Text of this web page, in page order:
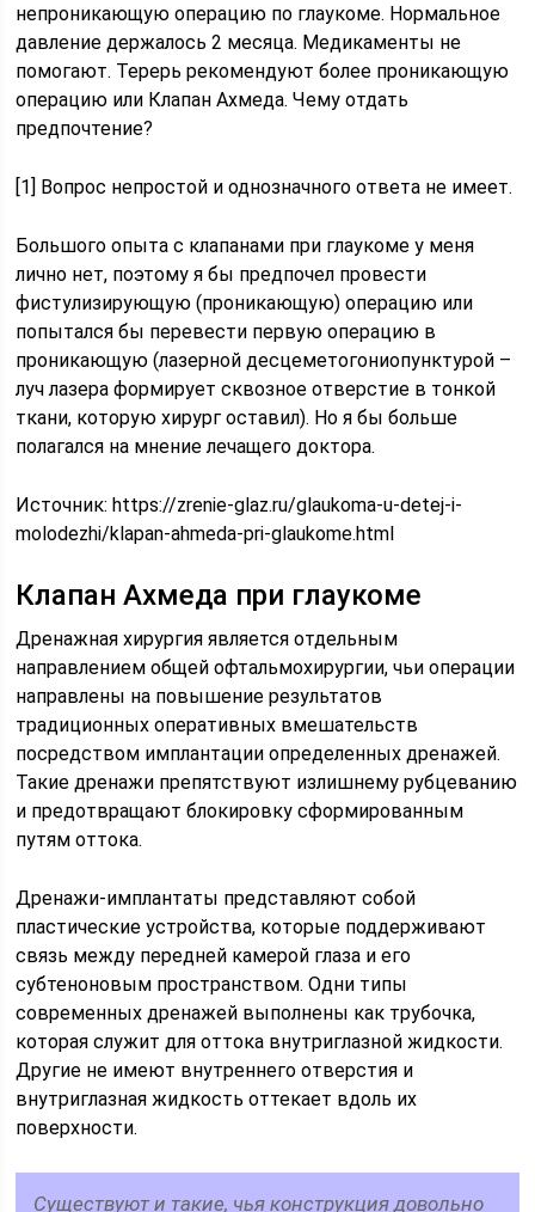
непроникающую операцию по глаукоме. Нормальное
давление держалось 2 месяца. Медикаменты не
помогают. Терерь рекомендуют более проникающую
операцию или Клапан Ахмеда. Чему отдать
предпочтение?
[1] Вопрос непростой и однозначного ответа не имеет.
Большого опыта с клапанами при глаукоме у меня
лично нет, поэтому я бы предпочел провести
фистулизирующую (проникающую) операцию или
попытался бы перевести первую операцию в
проникающую (лазерной десцеметогониопунктурой –
луч лазера формирует сквозное отверстие в тонкой
ткани, которую хирург оставил). Но я бы больше
полагался на мнение лечащего доктора.
Источник:https://zrenie-glaz.ru/glaukoma-u-detej-i-
molodezhi/klapan-ahmeda-pri-glaukome.html
Клапан Ахмеда при глаукоме
Дренажная хирургия является отдельным
направлением общей офтальмохирургии, чьи операции
направлены на повышение результатов
традиционных оперативных вмешательств
посредством имплантации определенных дренажей.
Такие дренажи препятствуют излишнему рубцеванию
и предотвращают блокировку сформированным
путям оттока.
Дренажи-имплантаты представляют собой
пластические устройства, которые поддерживают
связь между передней камерой глаза и его
субтеноновым пространством. Одни типы
современных дренажей выполнены как трубочка,
которая служит для оттока внутриглазной жидкости.
Другие не имеют внутреннего отверстия и
внутриглазная жидкость оттекает вдоль их
поверхности.
Существуют и такие, чья конструкция довольно